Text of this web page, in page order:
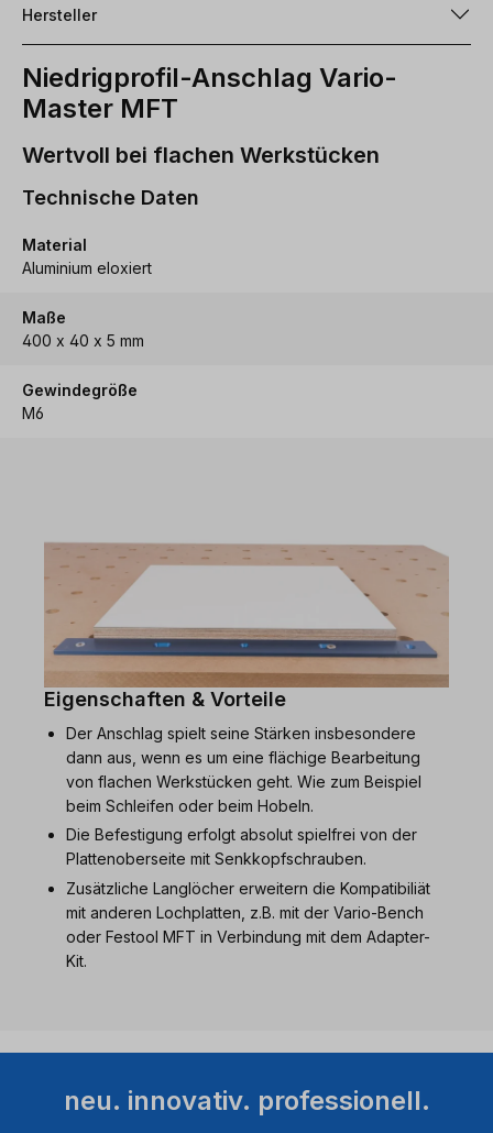
Hersteller
Niedrigprofil-Anschlag Vario-
Master MFT
Wertvoll bei flachen Werkstücken
Technische Daten
Material
Aluminium eloxiert
Maße
400 x 40 x 5 mm
Gewindegröße
M6
Eigenschaften & Vorteile
Der Anschlag spielt seine Stärken insbesondere
dann aus, wenn es um eine flächige Bearbeitung
von flachen Werkstücken geht. Wie zum Beispiel
beim Schleifen oder beim Hobeln.
Die Befestigung erfolgt absolut spielfrei von der
Plattenoberseite mit Senkkopfschrauben.
Zusätzliche Langlöcher erweitern die Kompatibiliät
mit anderen Lochplatten, z.B. mit der Vario-Bench
oder Festool MFT in Verbindung mit dem Adapter-
Kit.
neu. innovativ. professionell.